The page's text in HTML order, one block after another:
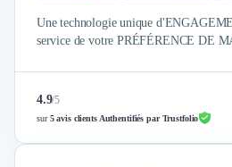
Une technologie unique
service de votre PRÉFÉRENCE DE
4.9/5
sur5 avis clients Authentifiés par Trustfolio